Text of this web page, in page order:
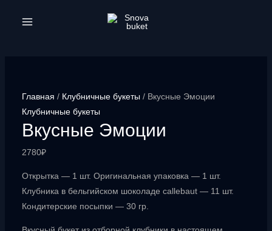
Главная / Клубничные букеты / Вкусные Эмоции
Клубничные букеты
Вкусные Эмоции
2780₽
Открытка — 1 шт. Оригинальная упаковка — 1 шт.
Клубника в бельгийском шоколаде callebaut — 11 шт.
Кондитерские посыпки — 30 гр.